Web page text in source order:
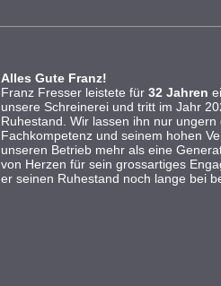
Alles Gute Franz!
Franz Fresser leistete für 32 Jahren
unsere Schreinerei und tritt im Jahr
Ruhestand. Wir lassen ihn nur
Fachkompetenz und seinem hohen
unseren Betrieb mehr als eine
von Herzen für sein grossartiges
er seinen Ruhestand noch lange bei